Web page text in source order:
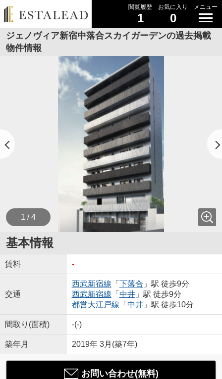
閲覧履歴
1
お気に入り
0
メニュー
ジェノヴィア新宿中落合スカイガーデンの過去掲載
物件情報
1 / 4
基本情報
賃料 -
交通
西武新宿線 「 下落合 」駅 徒歩9分
西武新宿線 「 中井」駅 徒歩9分
都営大江戸線 「 中井」駅 徒歩10分
間取り(面積) -(-)
築年月 2019年 3月(築7年)
お問い合わせ(無料)